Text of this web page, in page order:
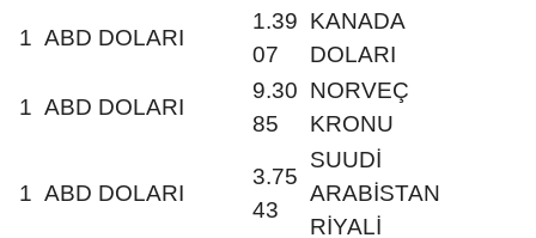
1 ABD DOLARI
1.39
07
KANADA
DOLARI
1 ABD DOLARI
9.30
85
NORVEÇ
KRONU
1 ABD DOLARI
3.75
43
SUUDİ
ARABİSTAN
RİYALİ